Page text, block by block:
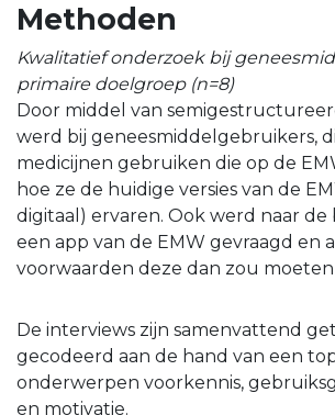
Methoden
Kwalitatief onderzoek bij
primaire doelgroep (n=8)
Door middel van
werd bij geneesmiddelgebruikers,
medicijnen gebruiken die op de
hoe ze de huidige versies van de
digitaal) ervaren. Ook werd naar de
een app van de EMW gevraagd en
voorwaarden deze dan zou
De interviews zijn samenvattend
gecodeerd aan de hand van een
onderwerpen voorkennis,
en motivatie.